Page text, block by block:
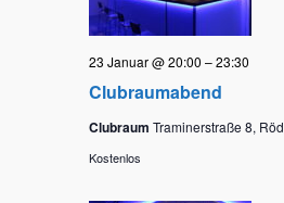
Clubraumabend
23 Januar @ 20:00 –23:30
Clubraum Traminerstraße 8,
Kostenlos